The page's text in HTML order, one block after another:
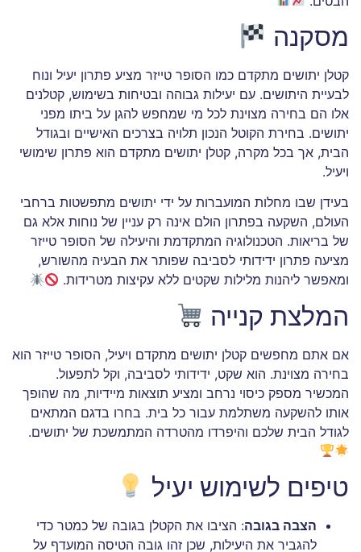
מסקנה
קטלן יתושים מתקדם כמו הסופר טייזר מציע פתרון יעיל ונוח
לבעיית היתושים. עם יעילות גבוהה ובטיחות בשימוש, קטלנים
אלו הם בחירה מצוינת לכל מי שמחפש להגן על ביתו מפני
יתושים. בחירת הקוטל הנכון תלויה בצרכים האישיים ובגודל
הבית, אך בכל מקרה, קטלן יתושים מתקדם הוא פתרון שימושי
ויעיל.
בעידן שבו מחלות המועברות על ידי יתושים מתפשטות ברחבי
העולם, השקעה בפתרון הולם אינה רק עניין של נוחות אלא גם
של בריאות. הטכנולוגיה המתקדמת והיעילה של הסופר טייזר
מציעה פתרון ידידותי לסביבה שפותר את הבעיה מהשורש,
ומאפשר ליהנות מלילות שקטים ללא עקיצות מטרידות.
המלצת קנייה
אם אתם מחפשים קטלן יתושים מתקדם ויעיל, הסופר טייזר הוא
בחירה מצוינת. הוא שקט, ידידותי לסביבה, וקל לתפעול.
המכשיר מספק כיסוי נרחב ומציע תוצאות מיידיות, מה שהופך
אותו להשקעה משתלמת עבור כל בית. בחרו בדגם המתאים
לגודל הבית שלכם והיפרדו מהטרדה המתמשכת של יתושים.
טיפים לשימוש יעיל
הצבה בגובה: הציבו את הקטלן בגובה של כמטר כדי
להגביר את היעילות, שכן זהו גובה הטיסה המועדף על